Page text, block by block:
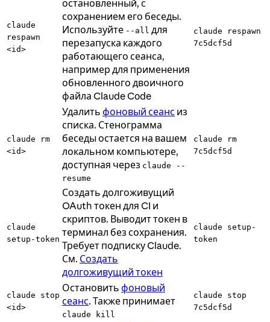
claude
respawn
<id>
остановленный, с
сохранением его беседы.
Используйте --all для
перезапуска каждого
работающего сеанса,
например для применения
обновленного двоичного
файла Claude Code
claude respawn
7c5dcf5d
claude rm
<id>
Удалить фоновый сеанс из
списка. Стенограмма
беседы остается на вашем
локальном компьютере,
доступная через claude --
resume
claude rm
7c5dcf5d
claude
setup-token
Создать долгоживущий
OAuth токен для CI и
скриптов. Выводит токен в
терминал без сохранения.
Требует подписку Claude.
См. Создать
долгоживущий токен
claude setup-
token
claude stop
<id>
Остановить фоновый
сеанс. Также принимает
claude kill
claude stop
7c5dcf5d